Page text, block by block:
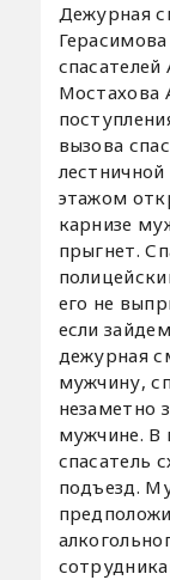
Дежурная
Мостахова
вызова
этажом
карнизе
прыгнет.
его не
если
дежурная
мужчину,
незаметно
мужчине. В
спасатель
подъезд.